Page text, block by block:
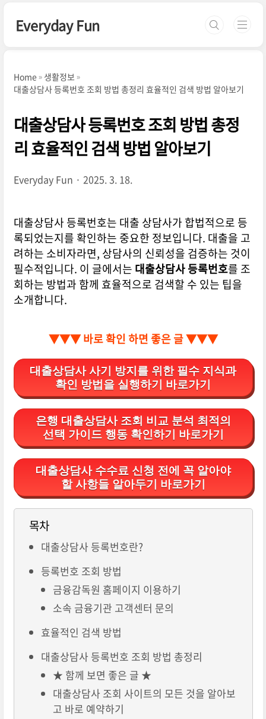
Everyday Fun
Home
생활정보
대출상담사 등록번호 조회 방법 총정리 효율적인 검색 방법 알아보기
대출상담사 등록번호 조회 방법 총정
리 효율적인 검색 방법 알아보기
Everyday Fun 2025. 3. 18.
대출상담사 등록번호는 대출 상담사가 합법적으로 등
록되었는지를 확인하는 중요한 정보입니다. 대출을 고
려하는 소비자라면, 상담사의 신뢰성을 검증하는 것이
필수적입니다. 이 글에서는 대출상담사 등록번호를 조
회하는 방법과 함께 효율적으로 검색할 수 있는 팁을
소개합니다.
▼▼▼ 바로 확인 하면 좋은 글 ▼▼▼
대출상담사 사기 방지를 위한 필수 지식과
확인 방법을 실행하기 바로가기
은행 대출상담사 조회 비교 분석 최적의
선택 가이드 행동 확인하기 바로가기
대출상담사 수수료 신청 전에 꼭 알아야
할 사항들 알아두기 바로가기
목차
대출상담사 등록번호란?
등록번호 조회 방법
금융감독원 홈페이지 이용하기
소속 금융기관 고객센터 문의
효율적인 검색 방법
대출상담사 등록번호 조회 방법 총정리
★ 함께 보면 좋은 글 ★
대출상담사 조회 사이트의 모든 것을 알아보
고 바로 예약하기